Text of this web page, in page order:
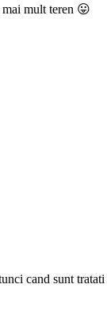
mai mult teren 😛
cand sunt tratati